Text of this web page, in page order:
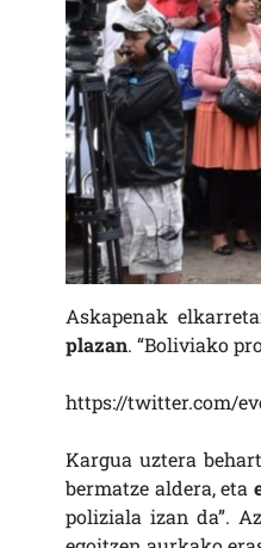
Askapenak
plazan. “Boliviako
https://twitter.com/
Kargua uztera
bermatze aldera, eta
poliziala izan da”.